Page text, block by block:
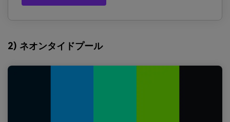
2) ネオンタイドプール